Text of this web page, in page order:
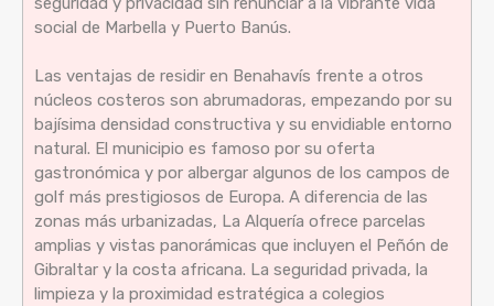
social de Marbella y Puerto Banús.
Las ventajas de residir en Benahavís frente a otros
núcleos costeros son abrumadoras, empezando por su
bajísima densidad constructiva y su envidiable entorno
natural. El municipio es famoso por su oferta
gastronómica y por albergar algunos de los campos de
golf más prestigiosos de Europa. A diferencia de las
zonas más urbanizadas, La Alquería ofrece parcelas
amplias y vistas panorámicas que incluyen el Peñón de
Gibraltar y la costa africana. La seguridad privada, la
limpieza y la proximidad estratégica a colegios